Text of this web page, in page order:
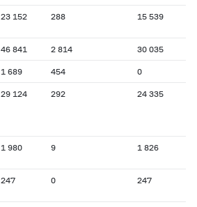
23 152 288 15 539
46 841 2 814 30 035
1 689 454 0
29 124 292 24 335
1 980 9 1 826
247 0 247